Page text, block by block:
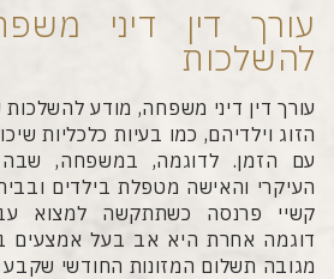
עורך דין דיני
להשלכות
עורך דין דיני משפחה, מודע להשלכות
הזוג וילדיהם, כמו בעיות כלכליות
עם הזמן. לדוגמה, במשפחה,
העיקרי והאישה מטפלת בילדים
קשיי פרנסה כשתתקשה למצוא
דוגמה אחרת היא אב בעל אמצעים
מגובה תשלום המזונות החודשי